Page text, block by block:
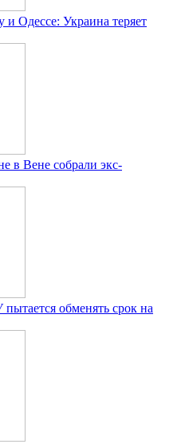
Одессе: Украина теряет
в Вене собрали экс-
обменять срок на